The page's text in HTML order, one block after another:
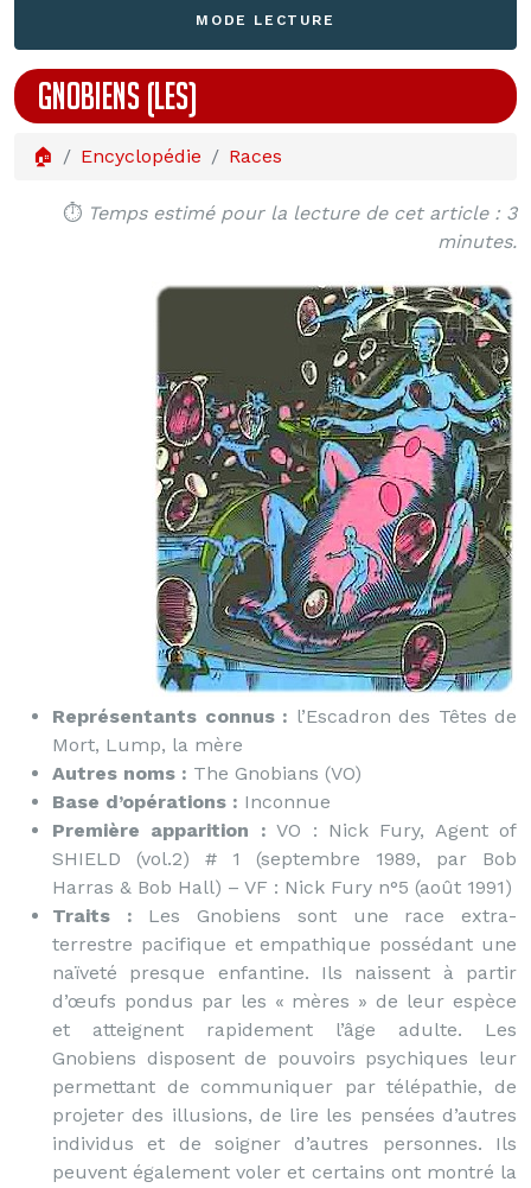
MODE LECTURE
GNOBIENS (LES)
🏠 Encyclopédie Races
⏱️ Temps estimé pour la lecture de cet article : 3
minutes.
Représentants connus : l’Escadron des Têtes de
Mort, Lump, la mère
Autres noms : The Gnobians (VO)
Base d’opérations : Inconnue
Première apparition : VO : Nick Fury, Agent of
SHIELD (vol.2) # 1 (septembre 1989, par Bob
Harras & Bob Hall) – VF : Nick Fury n°5 (août 1991)
Traits : Les Gnobiens sont une race extra-
terrestre pacifique et empathique possédant une
naïveté presque enfantine. Ils naissent à partir
d’œufs pondus par les « mères » de leur espèce
et atteignent rapidement l’âge adulte. Les
Gnobiens disposent de pouvoirs psychiques leur
permettant de communiquer par télépathie, de
projeter des illusions, de lire les pensées d’autres
individus et de soigner d’autres personnes. Ils
peuvent également voler et certains ont montré la